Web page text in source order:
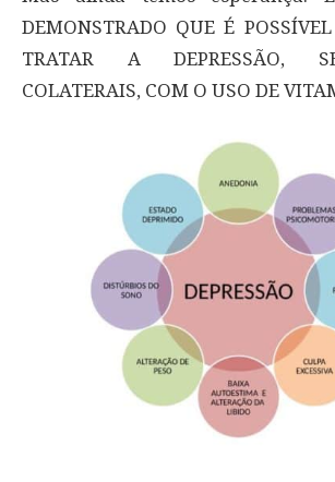
DEMONSTRADO QUE É
TRATAR A DEPRESSÃO,
COLATERAIS, COM O USO DE